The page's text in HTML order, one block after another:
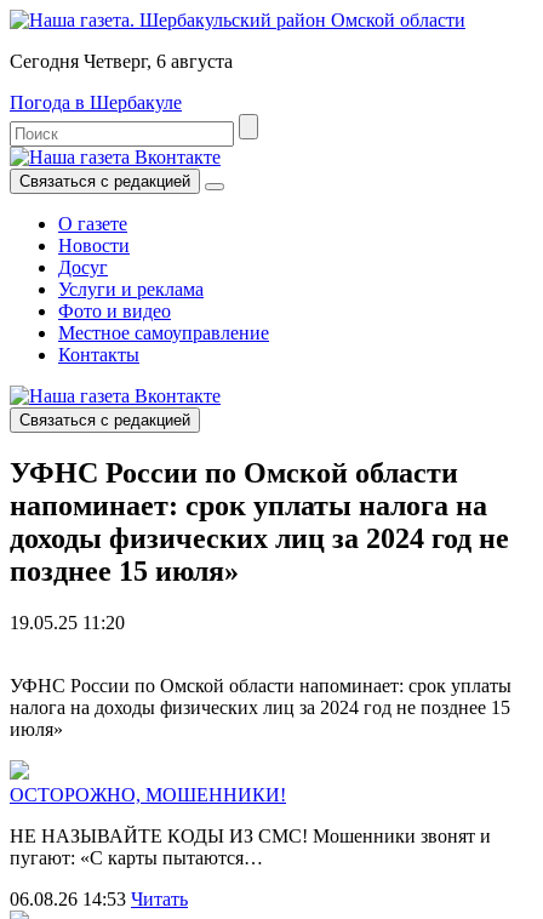
Сегодня Четверг, 6 августа
Погода в Шербакуле
Связаться с редакцией
О газете
Новости
Досуг
Услуги и реклама
Фото и видео
Местное самоуправление
Контакты
Связаться с редакцией
УФНС России по Омской области
напоминает: срок уплаты налога на
доходы физических лиц за 2024 год не
позднее 15 июля»
19.05.25 11:20
УФНС России по Омской области напоминает: срок уплаты
налога на доходы физических лиц за 2024 год не позднее 15
июля»
ОСТОРОЖНО, МОШЕННИКИ!
НЕ НАЗЫВАЙТЕ КОДЫ ИЗ СМС! Мошенники звонят и
пугают: «С карты пытаются…
06.08.26 14:53 Читать